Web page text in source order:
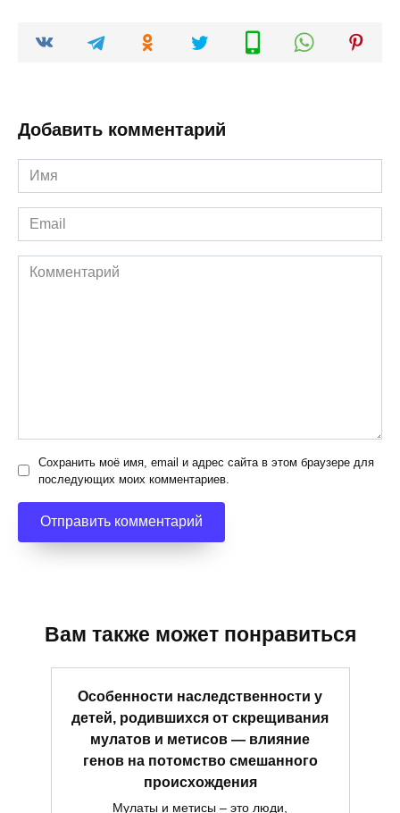
Добавить комментарий
Имя
*
Email
*
Комментарий
Сохранить моё имя, email и адрес сайта в этом браузере для
последующих моих комментариев.
Вам также может понравиться
Особенности наследственности у
детей, родившихся от скрещивания
мулатов и метисов — влияние
генов на потомство смешанного
происхождения
Мулаты и метисы – это люди,